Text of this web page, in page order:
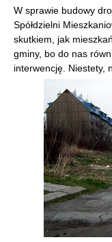
W sprawie budowy
Spółdzielni
skutkiem, jak
gminy, bo do nas
interwencję. Niestety,